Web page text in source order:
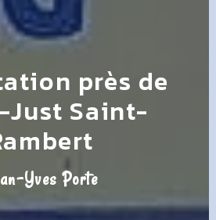
près de
Just Saint-
Yves Porte